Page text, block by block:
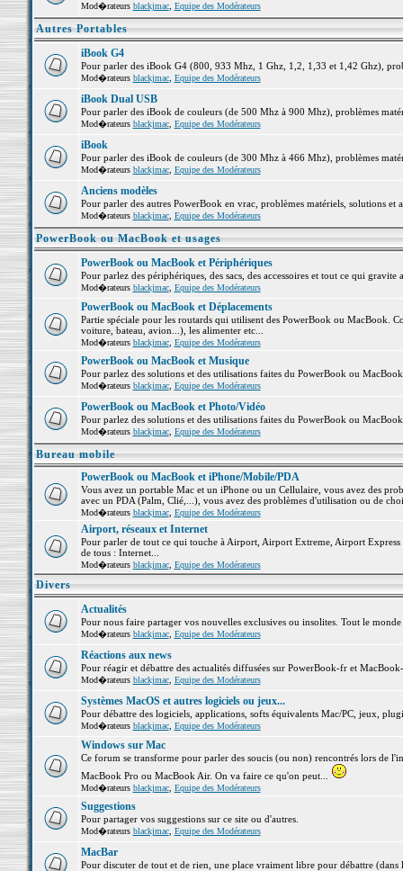
Mod�rateurs blackjmac, Equipe des Modérateurs
Autres Portables
iBook G4
Pour parler des iBook G4 (800, 933 Mhz, 1 Ghz, 1,2, 1,33 et 1,42 Ghz),
Mod�rateurs blackjmac, Equipe des Modérateurs
iBook Dual USB
Pour parler des iBook de couleurs (de 500 Mhz à 900 Mhz), problèmes
Mod�rateurs blackjmac, Equipe des Modérateurs
iBook
Pour parler des iBook de couleurs (de 300 Mhz à 466 Mhz), problèmes
Mod�rateurs blackjmac, Equipe des Modérateurs
Anciens modèles
Pour parler des autres PowerBook en vrac, problèmes matériels, solutions et
Mod�rateurs blackjmac, Equipe des Modérateurs
PowerBook ou MacBook et usages
PowerBook ou MacBook et Périphériques
Pour parlez des périphériques, des sacs, des accessoires et tout ce qui
Mod�rateurs blackjmac, Equipe des Modérateurs
PowerBook ou MacBook et Déplacements
Partie spéciale pour les routards qui utilisent des PowerBook ou MacBook.
voiture, bateau, avion...), les alimenter etc...
Mod�rateurs blackjmac, Equipe des Modérateurs
PowerBook ou MacBook et Musique
Pour parlez des solutions et des utilisations faites du PowerBook ou
Mod�rateurs blackjmac, Equipe des Modérateurs
PowerBook ou MacBook et Photo/Vidéo
Pour parlez des solutions et des utilisations faites du PowerBook ou
Mod�rateurs blackjmac, Equipe des Modérateurs
Bureau mobile
PowerBook ou MacBook et iPhone/Mobile/PDA
Vous avez un portable Mac et un iPhone ou un Cellulaire, vous avez des
avec un PDA (Palm, Clié,...), vous avez des problèmes d'utilisation ou de
Mod�rateurs blackjmac, Equipe des Modérateurs
Airport, réseaux et Internet
Pour parler de tout ce qui touche à Airport, Airport Extreme, Airport
de tous : Internet...
Mod�rateurs blackjmac, Equipe des Modérateurs
Divers
Actualités
Pour nous faire partager vos nouvelles exclusives ou insolites. Tout le
Mod�rateurs blackjmac, Equipe des Modérateurs
Réactions aux news
Pour réagir et débattre des actualités diffusées sur PowerBook-fr et
Mod�rateurs blackjmac, Equipe des Modérateurs
Systèmes MacOS et autres logiciels ou jeux...
Pour débattre des logiciels, applications, softs équivalents Mac/PC, jeux,
Mod�rateurs blackjmac, Equipe des Modérateurs
Windows sur Mac
Ce forum se transforme pour parler des soucis (ou non) rencontrés lors de
MacBook Pro ou MacBook Air. On va faire ce qu'on peut...
Mod�rateurs blackjmac, Equipe des Modérateurs
Suggestions
Pour partager vos suggestions sur ce site ou d'autres.
Mod�rateurs blackjmac, Equipe des Modérateurs
MacBar
Pour discuter de tout et de rien, une place vraiment libre pour débattre (dans